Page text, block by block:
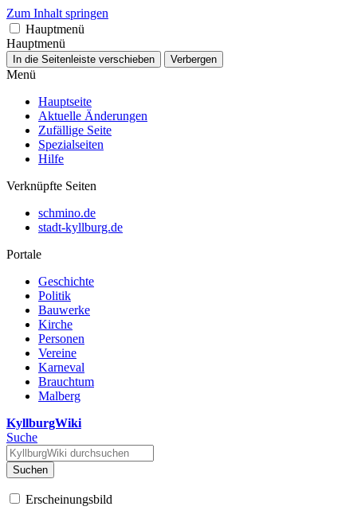
Zum Inhalt springen
Hauptmenü
Hauptmenü
In die Seitenleiste verschieben Verbergen
Menü
Hauptseite
Aktuelle Änderungen
Zufällige Seite
Spezialseiten
Hilfe
Verknüpfte Seiten
schmino.de
stadt-kyllburg.de
Portale
Geschichte
Politik
Bauwerke
Kirche
Personen
Vereine
Karneval
Brauchtum
Malberg
KyllburgWiki
Suche
Suchen
Erscheinungsbild